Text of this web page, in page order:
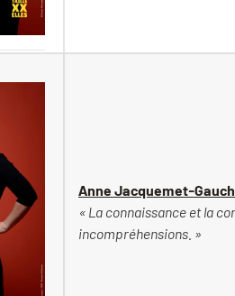
Anne Jacquemet-
« La connaissance et la
incompréhensions. »